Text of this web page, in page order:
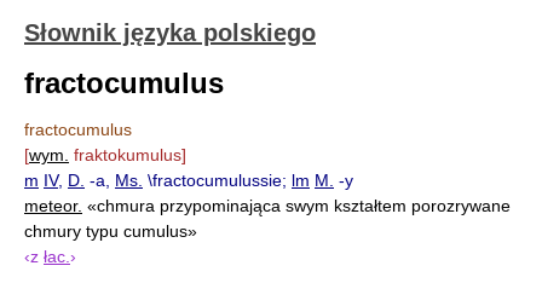
Słownik języka polskiego
fractocumulus
fractocumulus
[wym. fraktokumulus]
m IV, D. -a, Ms. \fractocumulussie; lm M. -y
meteor. «chmura przypominająca swym kształtem porozrywane
chmury typu cumulus»
‹z łac. ›